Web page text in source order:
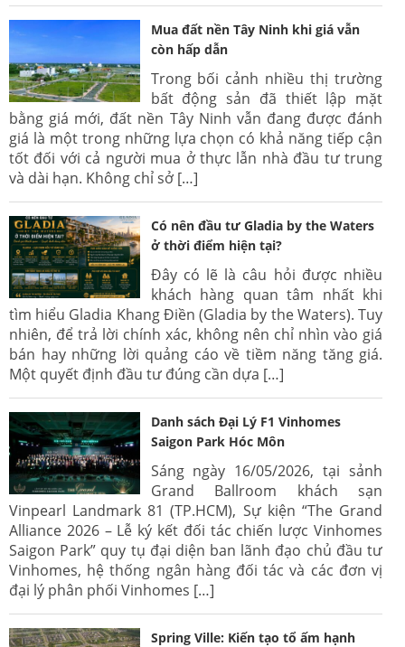
Mua đất nền Tây Ninh khi giá vẫn
còn hấp dẫn
Trong bối cảnh nhiều thị trường
bất động sản đã thiết lập mặt
bằng giá mới, đất nền Tây Ninh vẫn đang được đánh
giá là một trong những lựa chọn có khả năng tiếp cận
tốt đối với cả người mua ở thực lẫn nhà đầu tư trung
và dài hạn. Không chỉ sở […]
Có nên đầu tư Gladia by the Waters
ở thời điểm hiện tại?
Đây có lẽ là câu hỏi được nhiều
khách hàng quan tâm nhất khi
tìm hiểu Gladia Khang Điền (Gladia by the Waters). Tuy
nhiên, để trả lời chính xác, không nên chỉ nhìn vào giá
bán hay những lời quảng cáo về tiềm năng tăng giá.
Một quyết định đầu tư đúng cần dựa […]
Danh sách Đại Lý F1 Vinhomes
Saigon Park Hóc Môn
Sáng ngày 16/05/2026, tại sảnh
Grand Ballroom khách sạn
Vinpearl Landmark 81 (TP.HCM), Sự kiện “The Grand
Alliance 2026 – Lễ ký kết đối tác chiến lược Vinhomes
Saigon Park” quy tụ đại diện ban lãnh đạo chủ đầu tư
Vinhomes, hệ thống ngân hàng đối tác và các đơn vị
đại lý phân phối Vinhomes […]
Spring Ville: Kiến tạo tổ ấm hạnh